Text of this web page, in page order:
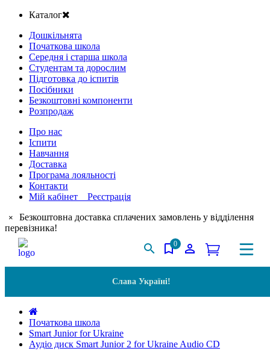
Каталог
Дошкільнята
Початкова школа
Середня і старша школа
Студентам та дорослим
Підготовка до іспитів
Посібники
Безкоштовні компоненти
Розпродаж
Про нас
Іспити
Навчання
Доставка
Програма лояльності
Контакти
Мій кабінет Реєстрація
×
Безкоштовна доставка сплачених замовлень у відділення
перевізника!
0
Слава Україні!
Початкова школа
Smart Junior for Ukraine
Аудіо диск Smart Junior 2 for Ukraine Audio CD